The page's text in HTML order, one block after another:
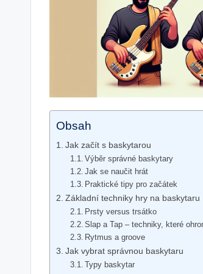
Obsah
Jak začít s baskytarou
Výběr správné baskytary
Jak se naučit hrát
Praktické tipy pro začátek
Základní techniky hry na baskytaru
Prsty versus trsátko
Slap a Tap – techniky, které
Rytmus a groove
Jak vybrat správnou baskytaru
Typy baskytar